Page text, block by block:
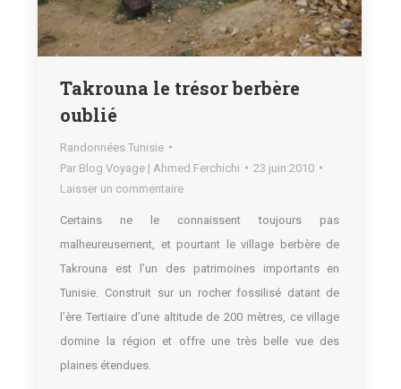
Takrouna le trésor berbère
oublié
Randonnées Tunisie
Par Blog Voyage | Ahmed Ferchichi
23 juin 2010
Laisser un commentaire
Certains ne le connaissent toujours pas
malheureusement, et pourtant le village berbère de
Takrouna est l’un despatrimoines importantsen
Tunisie. Construit sur un rocher fossilisé datant de
l’ère Tertiaire d’une altitude de200 mètres, ce village
domine la région et offre une très belle vue des
plaines étendues.